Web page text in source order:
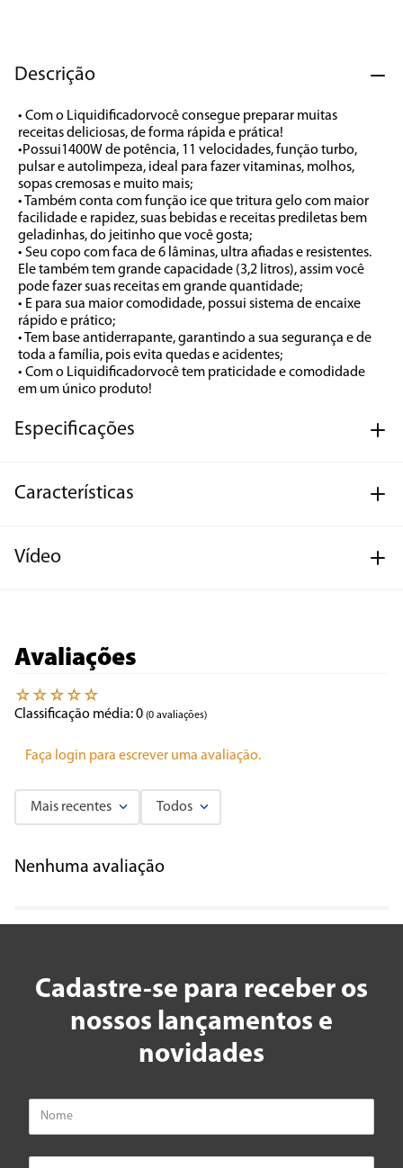
Descrição
• Com o Liquidificadorvocê consegue preparar muitas
receitas deliciosas, de forma rápida e prática!
•Possui1400W de potência, 11 velocidades, função turbo,
pulsar e autolimpeza, ideal para fazer vitaminas, molhos,
sopas cremosas e muito mais;
• Também conta com função ice que tritura gelo com maior
facilidade e rapidez, suas bebidas e receitas prediletas bem
geladinhas, do jeitinho que você gosta;
• Seu copo com faca de 6 lâminas, ultra afiadas e resistentes.
Ele também tem grande capacidade (3,2 litros), assim você
pode fazer suas receitas em grande quantidade;
• E para sua maior comodidade, possui sistema de encaixe
rápido e prático;
• Tem base antiderrapante, garantindo a sua segurança e de
toda a família, pois evita quedas e acidentes;
• Com o Liquidificadorvocê tem praticidade e comodidade
em um único produto!
Especificações
Características
Vídeo
Avaliações
☆ ☆ ☆ ☆ ☆
Classificação média: 0 (0 avaliações)
Faça login para escrever uma avaliação.
Mais recentes Todos
Nenhuma avaliação
Cadastre-se para receber os
nossos lançamentos e
novidades
9º forno
10 º ventilador